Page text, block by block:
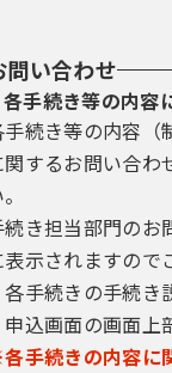
問い合わせ
各手続き等の内容
続き等の内容（
関するお問い合わ
続き担当部門のお
表示されますので
各手続きの手続き
申込画面の画面
手続きの内容に